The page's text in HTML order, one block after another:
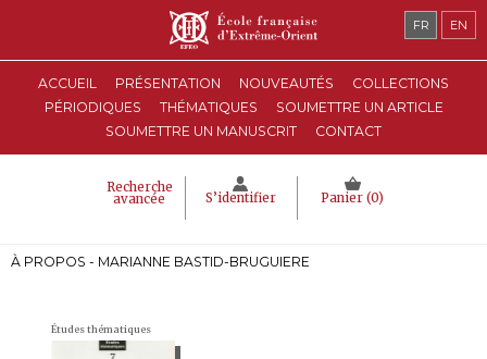
ACCUEIL PRÉSENTATION NOUVEAUTÉS
COLLECTIONS
PÉRIODIQUES
THÉMATIQUES
SOUMETTRE UN ARTICLE
SOUMETTRE UN MANUSCRIT
CONTACT
Recherche
avancée S’identifier Panier (0)
FR EN
À PROPOS - MARIANNE BASTID-BRUGUIERE
Études thématiques